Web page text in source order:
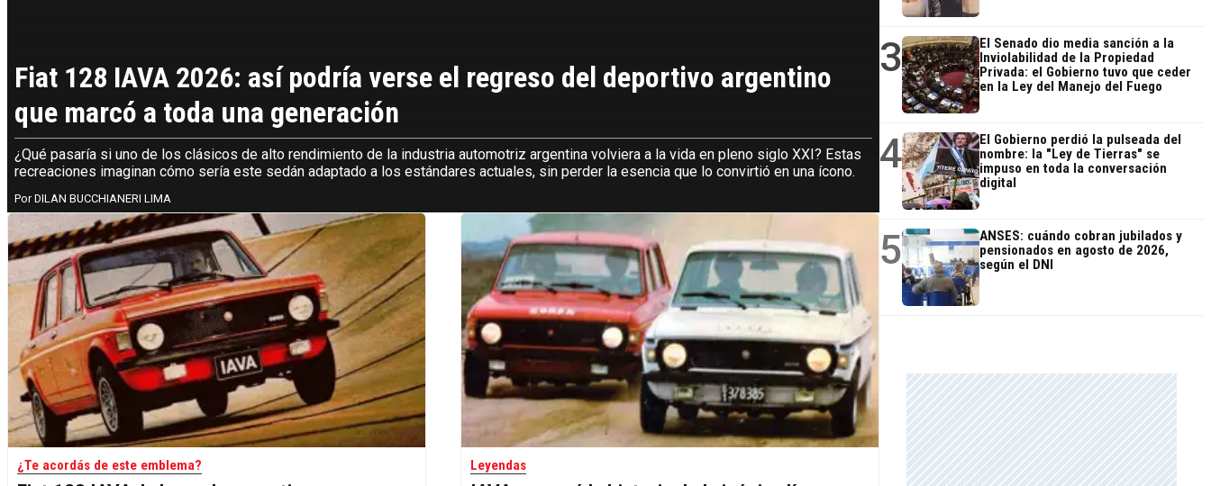
Fiat 128 IAVA 2026: así podría verse el regreso del deportivo argentino
que marcó a toda una generación
¿Qué pasaría si uno de los clásicos de alto rendimiento de la industria automotriz argentina volviera a la vida en pleno siglo XXI? Estas
recreaciones imaginan cómo sería este sedán adaptado a los estándares actuales, sin perder la esencia que lo convirtió en una ícono.
DILAN BUCCHIANERI LIMA
¿Te acordás de este emblema? Leyendas
3
El Senado dio media sanción a la
Inviolabilidad de la Propiedad
Privada: el Gobierno tuvo que ceder
en la Ley del Manejo del Fuego
4
El Gobierno perdió la pulseada del
nombre: la "Ley de Tierras" se
impuso en toda la conversación
digital
5
ANSES: cuándo cobran jubilados y
pensionados en agosto de 2026,
según el DNI